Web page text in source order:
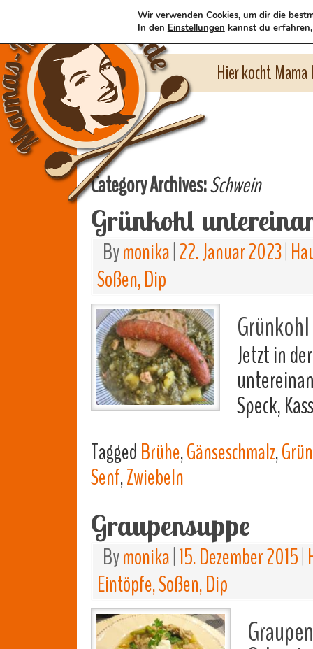
Hier kocht
Category Archives:Schwein
Grünkohl
Bymonika 22. Januar 2023
Soßen, Dip
Jetzt in
Speck,
TaggedBrühe,Gänseschmalz,
Senf,Zwiebeln
Graupensuppe
Bymonika 15. Dezember 2015
Eintöpfe, Soßen, Dip
Wir verwenden Cookies, um dir die
In den Einstellungen kannst du